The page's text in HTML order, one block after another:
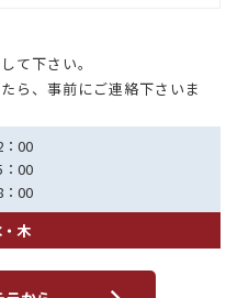
て下さい。
ら、事前にご連絡下さいま
00
00
00
木